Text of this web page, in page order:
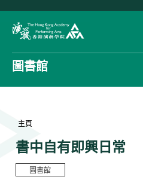
圖書館
主頁
書中自有即興日常
圖書館